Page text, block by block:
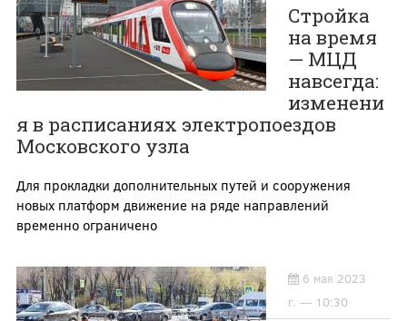
Стройка
на время
— МЦД
навсегда:
изменени
я в расписаниях электропоездов
Московского узла
Для прокладки дополнительных путей и сооружения
новых платформ движение на ряде направлений
временно ограничено
6 мая 2023
г. — 10:30